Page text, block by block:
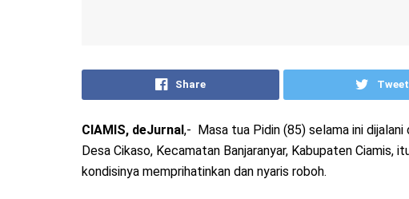
Share Tweet
CIAMIS, deJurnal,- Masa tua Pidin (85) selama ini
Desa Cikaso, Kecamatan Banjaranyar, Kabupaten Ciamis,
kondisinya memprihatinkan dan nyaris roboh.